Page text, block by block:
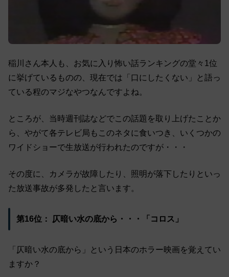
稲川さん本人も、お気に入り怖い話ランキングの堂々1位
に挙げているものの、現在では「口にしたくない」と語っ
ている程のマジなやつなんですよね。
ところが、当時週刊誌などでこの話題を取り上げたことか
ら、やがて各テレビ局もこのネタに食いつき、いくつかの
ワイドショーで生放送が行われたのですが・・・
その度に、カメラが故障したり、照明が落下したりといっ
た放送事故が多発したと言います。
第16位： 仄暗い水の底から・・・「コロス」
「仄暗い水の底から」という日本のホラー映画を覚えてい
ますか？